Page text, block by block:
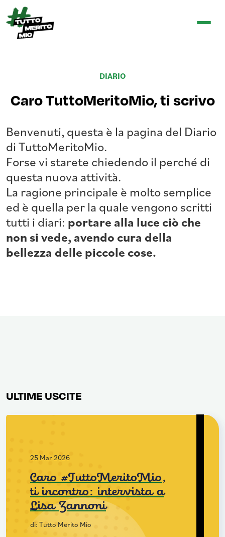
DIARIO
Caro TuttoMeritoMio, ti scrivo
Benvenuti, questa è la pagina del Diario
di TuttoMeritoMio.
Forse vi starete chiedendo il perché di
questa nuova attività.
La ragione principale è molto semplice
ed è quella per la quale vengono scritti
tutti i diari: portare alla luce ciò che
non si vede, avendo cura della
bellezza delle piccole cose.
ULTIME USCITE
25 Mar 2026
Caro #TuttoMeritoMio,
ti incontro: intervista a
Lisa Zannoni
di: Tutto Merito Mio